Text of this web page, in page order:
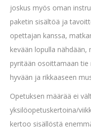
joskus myös oman
paketin sisältöä ja
opettajan kanssa,
kevään lopulla nähdään,
pyritään osoittamaan tie
hyvään ja rikkaaseen
Opetuksen määrää ei
yksilöopetuskertoina/
kertoo sisällöstä